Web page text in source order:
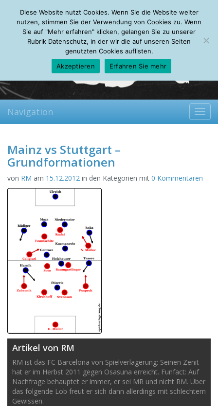
Friday, 07.08.2026
Mein Account
About Autoren Leseempfehlungen FAQ
Navigation
Mainz vs Stuttgart –
Grundformationen
von RM am 15.12.2012 in den Kategorien mit 0 Kommentaren
Artikel von RM
RM ist das FC Barcelona von Spielverlagerung: Seinen Zenit
hat er im Herbst 2011 gegen Osasuna erreicht. Funfact: Auf
Nachfrage behauptet er immer, er sei MR und nicht RM. Über
das folgende Lob freut er sich dann allerdings mit schlechtem
Gewissen.
Diese Website nutzt Cookies. Wenn Sie die Website weiter
nutzen, stimmen Sie der Verwendung von Cookies zu. Wenn
Sie auf "Mehr erfahren" klicken, gelangen Sie zu unserer
Rubrik Datenschutz, in der wir die auf unseren Seiten
genutzten Cookies auflisten.
Akzeptieren
Erfahren Sie mehr